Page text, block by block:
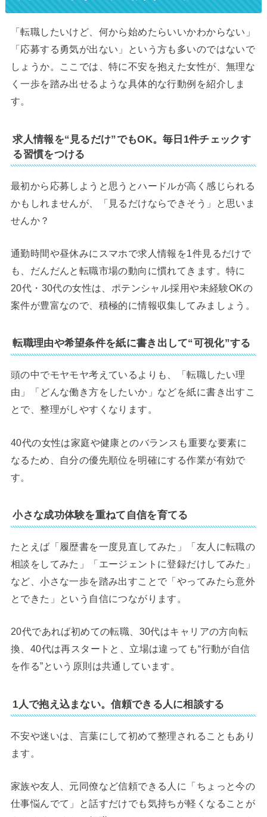
「転職したいけど、何から始めたらいいかわからない」
「応募する勇気が出ない」という方も多いのではないで
しょうか。ここでは、特に不安を抱えた女性が、無理な
く一歩を踏み出せるような具体的な行動例を紹介しま
す。
求人情報を“見るだけ”でもOK。毎日1件チェックす
る習慣をつける
最初から応募しようと思うとハードルが高く感じられる
かもしれませんが、「見るだけならできそう」と思いま
せんか？
通勤時間や昼休みにスマホで求人情報を1件見るだけで
も、だんだんと転職市場の動向に慣れてきます。特に
20代・30代の女性は、ポテンシャル採用や未経験OKの
案件が豊富なので、積極的に情報収集してみましょう。
転職理由や希望条件を紙に書き出して“可視化”する
頭の中でモヤモヤ考えているよりも、「転職したい理
由」「どんな働き方をしたいか」などを紙に書き出すこ
とで、整理がしやすくなります。
40代の女性は家庭や健康とのバランスも重要な要素に
なるため、自分の優先順位を明確にする作業が有効で
す。
小さな成功体験を重ねて自信を育てる
たとえば「履歴書を一度見直してみた」「友人に転職の
相談をしてみた」「エージェントに登録だけしてみた」
など、小さな一歩を踏み出すことで「やってみたら意外
とできた」という自信につながります。
20代であれば初めての転職、30代はキャリアの方向転
換、40代は再スタートと、立場は違っても“行動が自信
を作る”という原則は共通しています。
1人で抱え込まない。信頼できる人に相談する
不安や迷いは、言葉にして初めて整理されることもあり
ます。
家族や友人、元同僚など信頼できる人に「ちょっと今の
仕事悩んでて」と話すだけでも気持ちが軽くなることが